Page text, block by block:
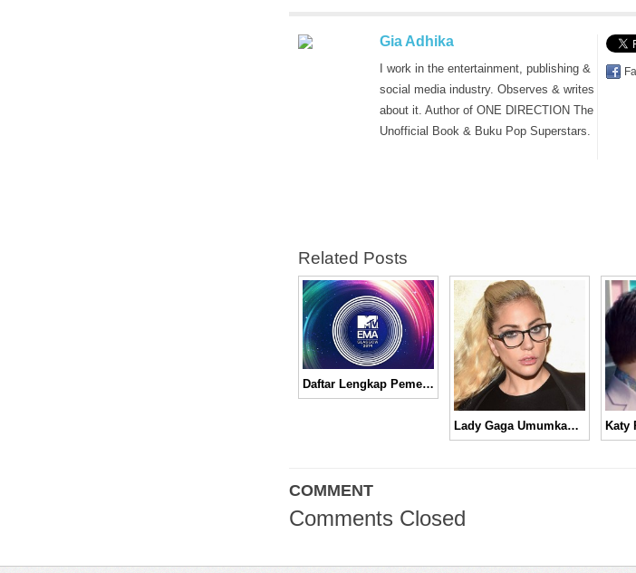
Gia Adhika
I work in the entertainment, publishing &
social media industry. Observes & writes
about it. Author of ONE DIRECTION The
Unofficial Book & Buku Pop Superstars.
Related Posts
Daftar Lengkap Pemenang dan Nominasi MTV Europe Music Awards (EMA) 2014
Lady Gaga Umumkan Tanggal Rilis Video Musik “Perfect Illusion”
COMMENT
Comments Closed